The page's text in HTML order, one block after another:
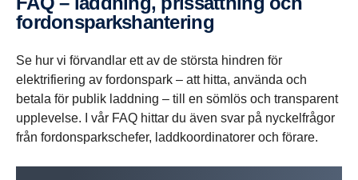
Förare använderScania Driver-appen
och ett laddkort för
snabb och enkel laddning. Administratörer hanterar
planering, övervakning och fakturering via
My Scania
med en enkel månadsfaktura och uppdateringar om
nätverkets expansion.
laddning och behörighet till ett växande europeiskt
nätverk av lastbilsklara laddstationer som byggs av flera
aktörer.
konto och en faktura per företagsenhet, med enkel
administration och översikt via
My Scania
fordonsparkshantering
Se hur vi förvandlar ett av de största hindren för
elektrifiering av fordonspark – att hitta, använda och
betala för publik laddning – till en sömlös och transparent
upplevelse. I vår FAQ hittar du även svar på nyckelfrågor
från fordonsparkschefer, laddkoordinatorer och förare.